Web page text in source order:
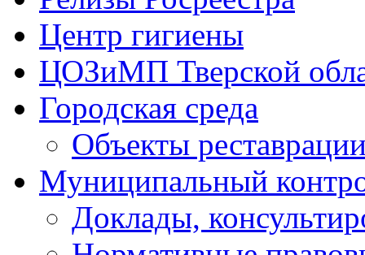
Центр гигиены
ЦОЗиМП Тверской
Городская среда
Объекты
Муниципальный
Доклады,